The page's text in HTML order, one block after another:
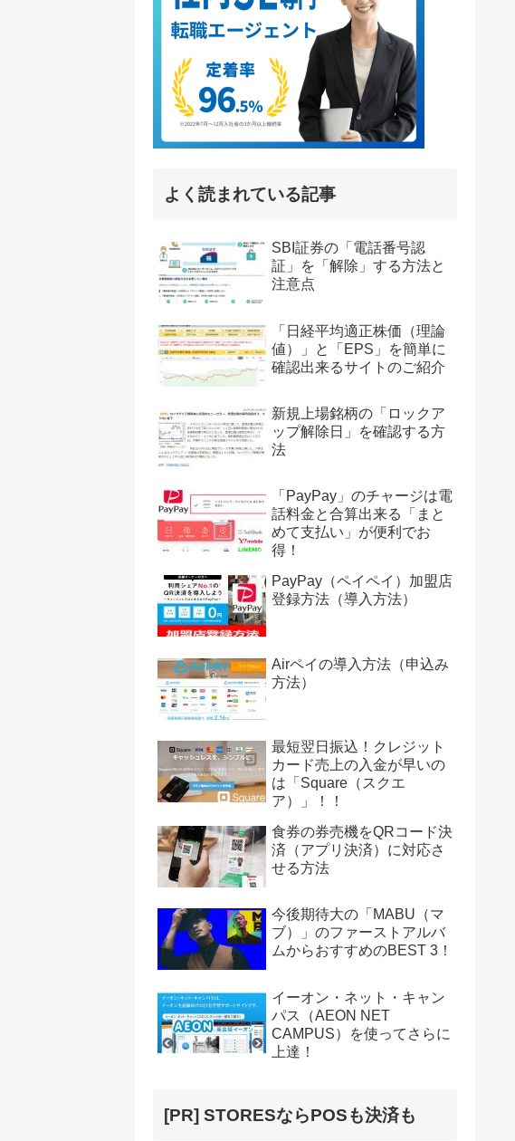
よく読まれている記事
SBI証券の「電話番号認
証」を「解除」する方法と
注意点
「日経平均適正株価（理論
値）」と「EPS」を簡単に
確認出来るサイトのご紹介
新規上場銘柄の「ロックア
ップ解除日」を確認する方
法
「PayPay」のチャージは電
話料金と合算出来る「まと
めて支払い」が便利でお
得！
PayPay（ペイペイ）加盟店
登録方法（導入方法）
Airペイの導入方法（申込み
方法）
最短翌日振込！クレジット
カード売上の入金が早いの
は「Square（スクエ
ア）」！！
食券の券売機をQRコード決
済（アプリ決済）に対応さ
せる方法
今後期待大の「MABU（マ
ブ）」のファーストアルバ
ムからおすすめのBEST 3！
イーオン・ネット・キャン
パス（AEON NET
CAMPUS）を使ってさらに
上達！
[PR] STORESならPOSも決済も